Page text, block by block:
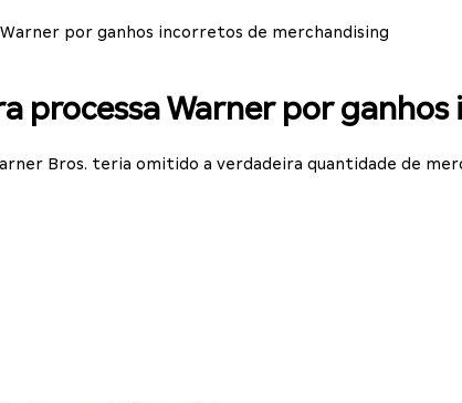
por ganhos incorretos de merchandising
processa Warner por
Bros. teria omitido a verdadeira quantidade de